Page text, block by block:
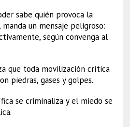
sabe quién provoca la
un mensaje peligroso:
según convenga al
que toda movilización crítica
piedras, gases y golpes.
se criminaliza y el miedo se